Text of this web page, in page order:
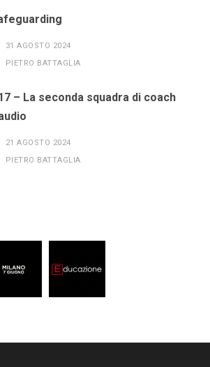
31 AGOSTO 2024
PIETRO BATTAGLIA
– La seconda squadra di coach
21 AGOSTO 2024
PIETRO BATTAGLIA